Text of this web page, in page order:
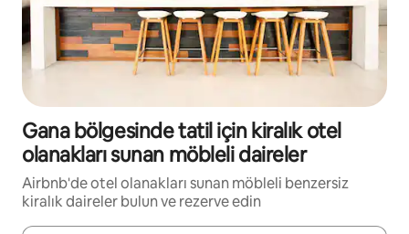
Gana bölgesinde tatil için kiralık otel
olanakları sunan möbleli daireler
Airbnb'de otel olanakları sunan möbleli benzersiz
kiralık daireler bulun ve rezerve edin